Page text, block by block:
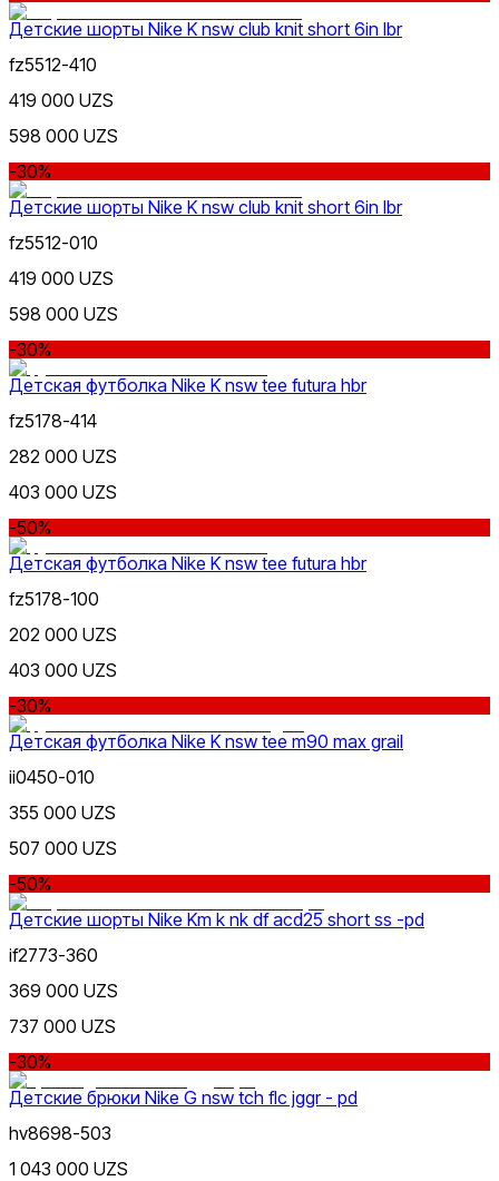
Розовый
Коричневый
Черный
Белый
Серый
Только онлайн (доставка)
Детские шорты Nike K nsw club knit short 6in lbr
fz5512-410
419 000 UZS
598 000 UZS
-30%
Детские шорты Nike K nsw club knit short 6in lbr
fz5512-010
419 000 UZS
598 000 UZS
-30%
Детская футболка Nike K nsw tee futura hbr
fz5178-414
282 000 UZS
403 000 UZS
-50%
Детская футболка Nike K nsw tee futura hbr
fz5178-100
202 000 UZS
403 000 UZS
-30%
Детская футболка Nike K nsw tee m90 max grail
ii0450-010
355 000 UZS
507 000 UZS
-50%
Детские шорты Nike Km k nk df acd25 short ss -pd
if2773-360
369 000 UZS
737 000 UZS
-30%
Детские брюки Nike G nsw tch flc jggr - pd
hv8698-503
1 043 000 UZS